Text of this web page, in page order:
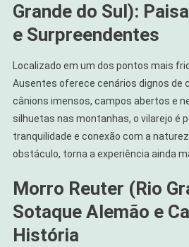
Grande do Sul):
e Surpreendentes
Localizado em um dos pontos mais
Ausentes oferece cenários dignos de
cânions imensos, campos abertos e
silhuetas nas montanhas, o vilarejo é
tranquilidade e conexão com a
obstáculo, torna a experiência ainda
Morro Reuter (Rio
Sotaque Alemão e
História